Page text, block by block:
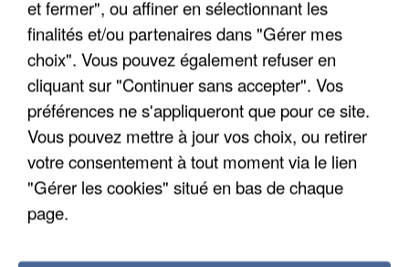
et fermer", ou affiner en sélectionnant les
finalités et/ou partenaires dans "Gérer mes
choix". Vous pouvez également refuser en
cliquant sur "Continuer sans accepter". Vos
préférences ne s'appliqueront que pour ce site.
Vous pouvez mettre à jour vos choix, ou retirer
votre consentement à tout moment via le lien
"Gérer les cookies" situé en bas de chaque
page.